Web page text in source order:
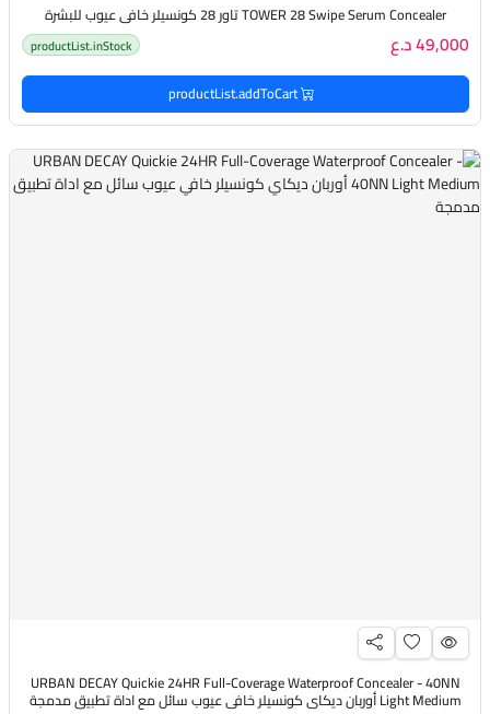
TOWER 28 Swipe Serum Concealer تاور 28 كونسيلر خافي عيوب للبشرة
49,000 د.ع productList.inStock
productList.addToCart
URBAN DECAY Quickie 24HR Full-Coverage Waterproof Concealer - 40NN
Light Medium أوربان ديكاي كونسيلر خافي عيوب سائل مع اداة تطبيق مدمجة